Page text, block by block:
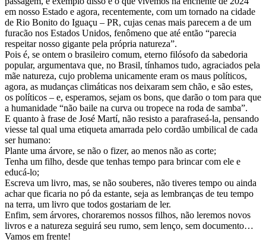
em nosso Estado e agora, recentemente, com um tornado na cidade
de Rio Bonito do Iguaçu – PR, cujas cenas mais parecem a de um
furacão nos Estados Unidos, fenômeno que até então “parecia
respeitar nosso gigante pela própria natureza”.
Pois é, se ontem o brasileiro comum, eterno filósofo da sabedoria
popular, argumentava que, no Brasil, tínhamos tudo, agraciados pela
mãe natureza, cujo problema unicamente eram os maus políticos,
agora, as mudanças climáticas nos deixaram sem chão, e são estes,
os políticos – e, esperamos, sejam os bons, que darão o tom para que
a humanidade “não baile na curva ou tropece na roda de samba”.
E quanto à frase de José Martí, não resisto a parafraseá-la, pensando
viesse tal qual uma etiqueta amarrada pelo cordão umbilical de cada
ser humano:
Plante uma árvore, se não o fizer, ao menos não as corte;
Tenha um filho, desde que tenhas tempo para brincar com ele e
educá-lo;
Escreva um livro, mas, se não souberes, não tiveres tempo ou ainda
achar que ficaria no pó da estante, seja as lembranças de teu tempo
na terra, um livro que todos gostariam de ler.
Enfim, sem árvores, choraremos nossos filhos, não leremos novos
livros e a natureza seguirá seu rumo, sem lenço, sem documento…
Vamos em frente!